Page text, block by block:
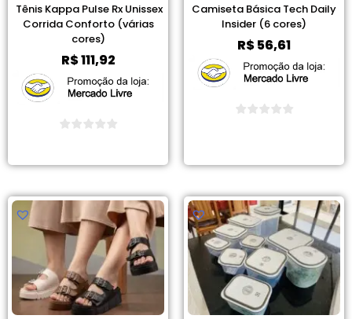
Tênis Kappa Pulse Rx Unissex
Corrida Conforto (várias
cores)
R$111,92
Camiseta Básica Tech Daily
Insider (6 cores)
R$56,61